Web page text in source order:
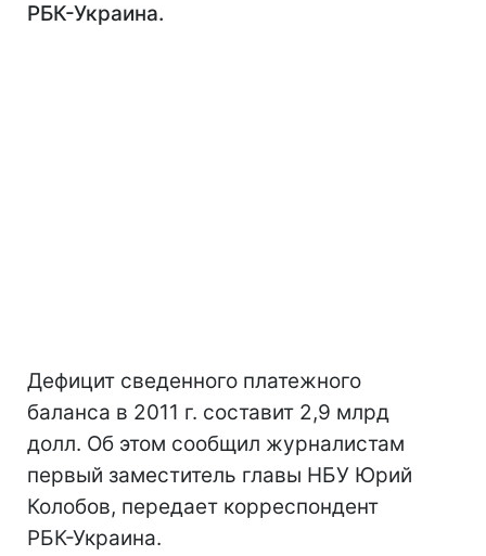
РБК-Украина.
Дефицит сведенного платежного
баланса в 2011 г. составит 2,9 млрд
долл. Об этом сообщил журналистам
первый заместитель главы НБУ Юрий
Колобов, передает корреспондент
РБК-Украина.